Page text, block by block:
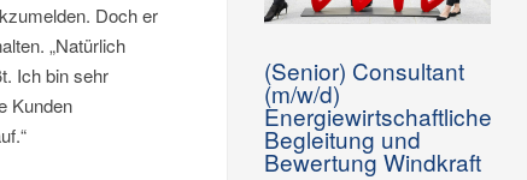
Doch er
„Natürlich
Ich bin sehr
Kunden
(Senior) Consultant
(m/w/d)
Energiewirtschaftliche
Begleitung und
Bewertung Windkraft